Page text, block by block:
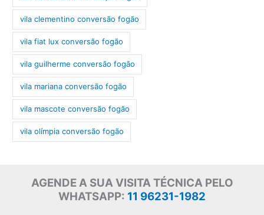
vila clementino conversão fogão
vila fiat lux conversão fogão
vila guilherme conversão fogão
vila mariana conversão fogão
vila mascote conversão fogão
vila olímpia conversão fogão
AGENDE A SUA VISITA TÉCNICA PELO
WHATSAPP: 11 96231-1982